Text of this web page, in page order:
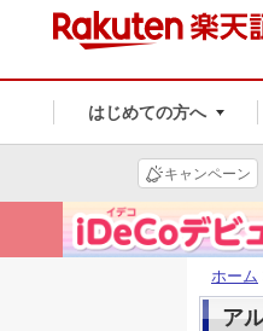
はじめての方へ
キャンペーン
ホーム
ア